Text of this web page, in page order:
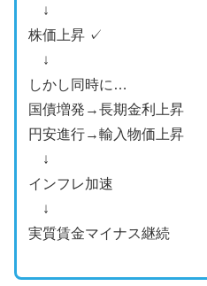
↓
株価上昇 ✓
↓
しかし同時に…
国債増発→長期金利上昇
円安進行→輸入物価上昇
↓
インフレ加速
↓
実質賃金マイナス継続